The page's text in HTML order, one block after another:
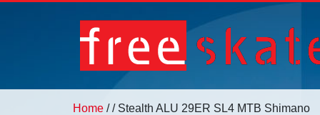
Home // Stealth ALU 29ER SL4 MTB Shimano